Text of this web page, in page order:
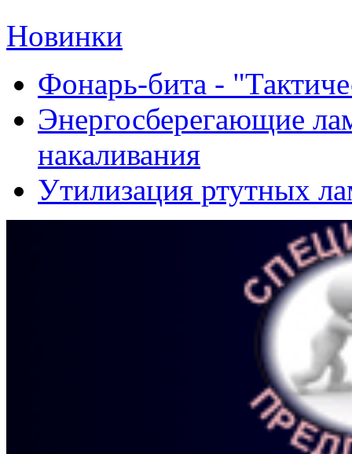
Новинки
Фонарь-бита -
Энергосберегающие
накаливания
Утилизация ртутных